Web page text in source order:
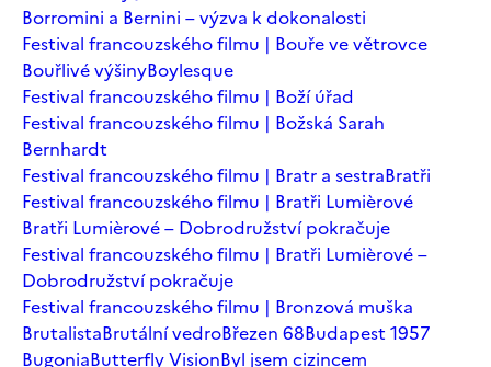
Borromini a Bernini – výzva k dokonalosti
Festival francouzského filmu | Bouře ve větrovce
Bouřlivé výšinyBoylesque
Festival francouzského filmu | Boží úřad
Festival francouzského filmu | Božská Sarah
Bernhardt
Festival francouzského filmu | Bratr a sestraBratři
Festival francouzského filmu | Bratři Lumièrové
Bratři Lumièrové – Dobrodružství pokračuje
Festival francouzského filmu | Bratři Lumièrové –
Dobrodružství pokračuje
Festival francouzského filmu | Bronzová muška
BrutalistaBrutální vedroBřezen 68Budapest 1957
BugoniaButterfly VisionByl jsem cizincem